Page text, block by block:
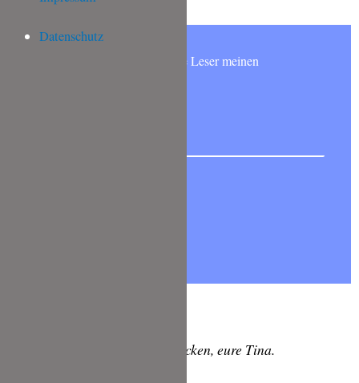
Datenschutz
Möchtest Du wie 6000 andere Leser meinen
Lasst es euch schmecken, eure Tina.